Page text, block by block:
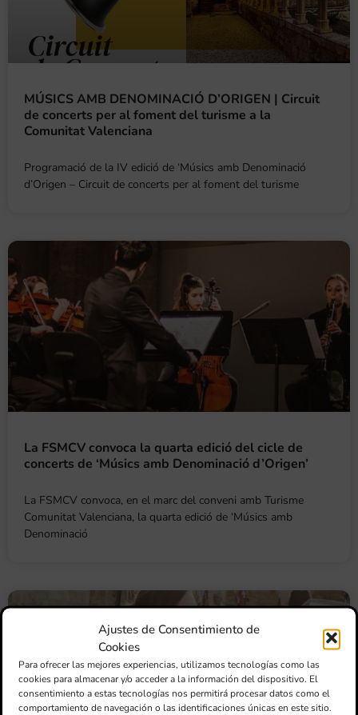
Ajustes de Consentimiento de
Cookies
Para ofrecer las mejores experiencias, utilizamos tecnologías como las
cookies para almacenar y/o acceder a la información del dispositivo. El
consentimiento a estas tecnologías nos permitirá procesar datos como el
comportamiento de navegación o las identificaciones únicas en este sitio.
MÚSICS AMB DENOMINACIÓ D’ORIGEN | Circuit
de concerts per al foment del turisme a la
Comunitat Valenciana
Programació de la IV edició de ‘Músics amb Denominació
d’Origen – Circuit de concerts per al foment del turisme
La FSMCV convoca la quarta edició del cicle de
concerts de ‘Músics amb Denominació d’Origen’
La FSMCV convoca, en el marc del conveni amb Turisme
Comunitat Valenciana, la quarta edició de ‘Músics amb
Denominació